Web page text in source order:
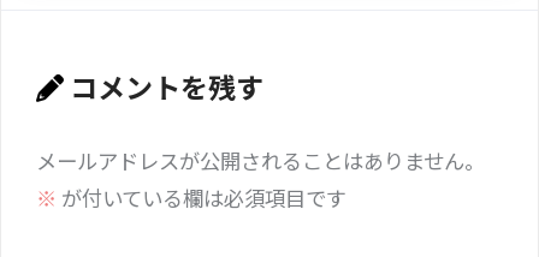
コメントを残す
メールアドレスが公開されることはありません。
※ が付いている欄は必須項目です